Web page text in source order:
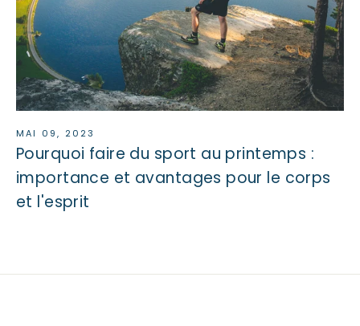
MAI 09, 2023
Pourquoi faire du sport au printemps :
importance et avantages pour le corps
et l'esprit